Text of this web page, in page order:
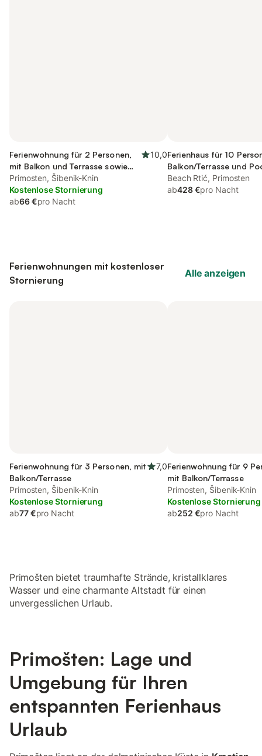
Ferienwohnung für 2 Personen,
mit Balkon und Terrasse sowie
Garten
10,0
Primosten, Šibenik-Knin
Kostenlose Stornierung
ab66 €pro Nacht
Ferienhaus für 10
Balkon/Terrasse und
Sauna
Beach Rtić, Primosten
ab428 €pro Nacht
Ferienwohnungen mit kostenloser
Stornierung
Alle anzeigen
Ferienwohnung für 3 Personen, mit
Balkon/Terrasse
7,0
Primosten, Šibenik-Knin
Kostenlose Stornierung
ab77 €pro Nacht
Ferienwohnung für 9
mit Balkon/Terrasse
Primosten, Šibenik-Knin
Kostenlose Stornierung
ab252 €pro Nacht
Primošten bietet traumhafte Strände, kristallklares
Wasser und eine charmante Altstadt für einen
unvergesslichen Urlaub.
Primošten: Lage und
Umgebung für Ihren
entspannten Ferienhaus
Urlaub